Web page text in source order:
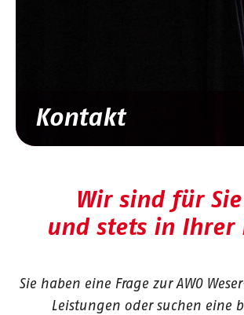
Kontakt
Wir sind für
und stets in Ihrer
Sie haben eine Frage zur AWO
Leistungen oder suchen eine